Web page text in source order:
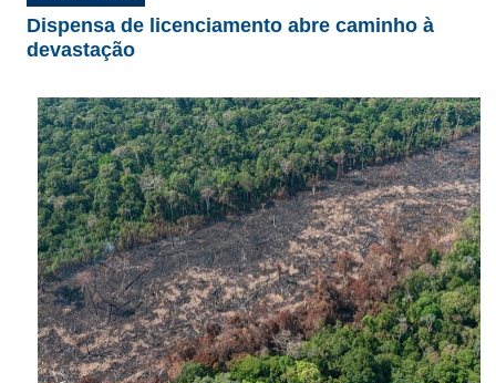
BENEFÍCIOS
APOSENTADORIA
CONVÊNIOS
PLANO DE SAÚDE
SEESPPREV
CONSÓRCIOS
CAMPANHAS SALARIAIS
COMUNICAÇÃO
Dispensa de licenciamento abre caminho à
devastação